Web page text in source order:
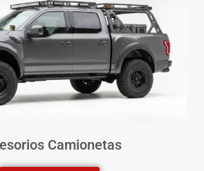
Camionetas